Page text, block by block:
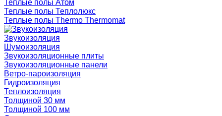
Теплые полы Атом
Теплые полы Теплолюкс
Теплые полы Thermo Thermomat
Звукоизоляция
Шумоизоляция
Звукоизоляционные плиты
Звукоизоляционные панели
Ветро-пароизоляция
Гидроизоляция
Теплоизоляция
Толщиной 30 мм
Толщиной 100 мм